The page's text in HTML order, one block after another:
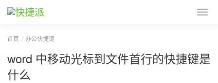
首页 办公快捷键
word 中移动光标到文件首行的快捷键是
什么